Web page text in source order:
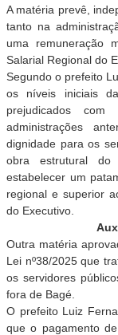
A matéria prevê,
tanto na
uma remuneração
Salarial Regional do
Segundo o prefeito
os níveis iniciais
prejudicados
administrações
dignidade para os
obra estrutural do
estabelecer um
regional e superior
do Executivo.
A
Outra matéria
Lei nº38/2025 que
os servidores
fora de Bagé.
O prefeito Luiz
que o pagamento